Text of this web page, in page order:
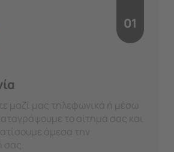
01
μαζί μας τηλεφωνικά ή μέσω
το αίτημά σας και
άμεσα την